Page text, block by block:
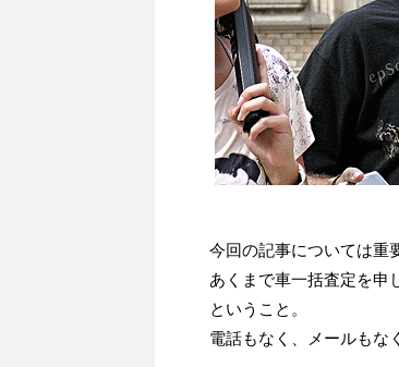
今回の記事については重
あくまで車一括査定を申
ということ。
電話もなく、メールもな